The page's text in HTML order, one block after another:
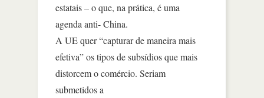
estatais – o que, na prática, é uma
agenda anti- China.
A UE quer “capturar de maneira mais
efetiva” os tipos de subsídios que mais
distorcem o comércio. Seriam
submetidos a